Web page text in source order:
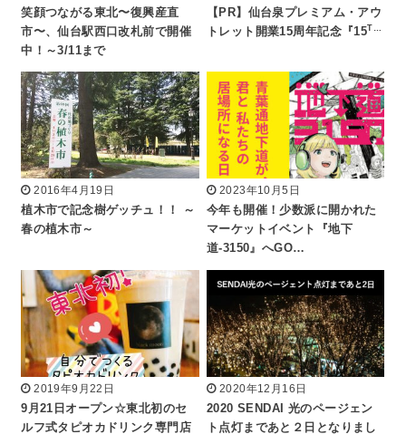
笑顔つながる東北〜復興産直
市〜、仙台駅西口改札前で開催
中！～3/11まで
【PR】仙台泉プレミアム・アウ
トレット開業15周年記念『15T…
2016年4月19日
植木市で記念樹ゲッチュ！！ ～
春の植木市～
2023年10月5日
今年も開催！少数派に開かれた
マーケットイベント『地下
道-3150』へGO…
2019年9月22日
9月21日オープン☆東北初のセ
ルフ式タピオカドリンク専門店
2020年12月16日
2020 SENDAI 光のページェン
ト点灯まであと２日となりまし